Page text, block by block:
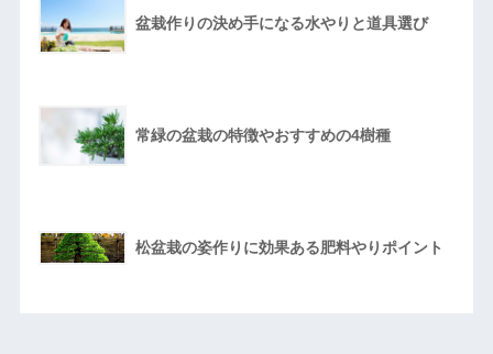
盆栽作りの決め手になる水やりと道具選び
常緑の盆栽の特徴やおすすめの4樹種
松盆栽の姿作りに効果ある肥料やりポイント